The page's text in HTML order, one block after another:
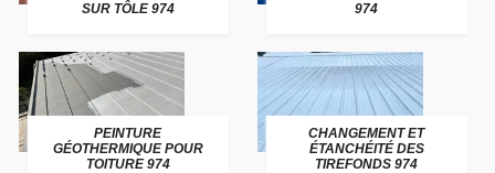
SUR TÔLE 974
974
PEINTURE
GÉOTHERMIQUE POUR
TOITURE 974
CHANGEMENT ET
ÉTANCHÉITÉ DES
TIREFONDS 974